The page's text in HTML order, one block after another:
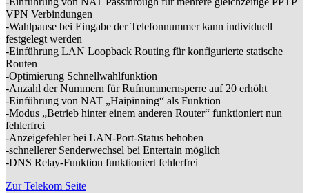
VPN Verbindungen
-Wahlpause bei Eingabe der Telefonnummer kann individuell
festgelegt werden
-Einführung LAN Loopback Routing für konfigurierte statische
Routen
-Optimierung Schnellwahlfunktion
-Anzahl der Nummern für Rufnummernsperre auf 20 erhöht
-Einführung von NAT „Haipinning“ als Funktion
-Modus „Betrieb hinter einem anderen Router“ funktioniert nun
fehlerfrei
-Anzeigefehler bei LAN-Port-Status behoben
-schnellerer Senderwechsel bei Entertain möglich
-DNS Relay-Funktion funktioniert fehlerfrei
Zur Telekom Seite